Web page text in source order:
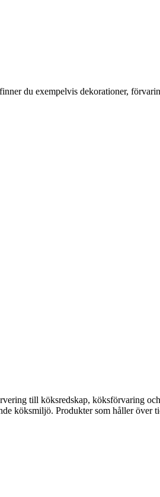
du exempelvis dekorationer,
till köksredskap, köksförvaring
köksmiljö. Produkter som håller över